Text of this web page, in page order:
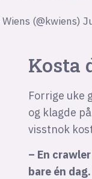
(@kwiens)
Kosta
Forrige uke
og klagde
visstnok
– En
bare én